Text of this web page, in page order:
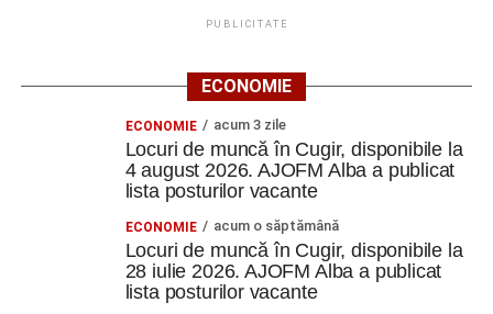
Vehiculul este echipat cu trei sisteme de frânare,
semnalizare, claxon și schimbător de viteze, iar scaunul
PUBLICITATE
ECONOMIE
ECONOMIE acum 3 zile
Locuri de muncă în Cugir, disponibile la
4 august 2026. AJOFM Alba a publicat
lista posturilor vacante
ECONOMIE acum o săptămână
Locuri de muncă în Cugir, disponibile la
28 iulie 2026. AJOFM Alba a publicat
lista posturilor vacante